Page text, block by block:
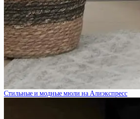
Стильные и модные мюли на Алиэкспресс